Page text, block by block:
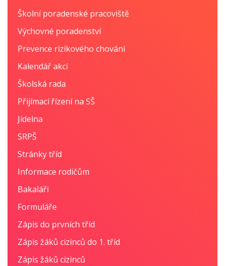
Školní poradenské pracoviště
Výchovné poradenství
Prevence rizikového chování
Kalendář akcí
Školská rada
Přijímací řízení na SŠ
Jídelna
SRPŠ
Stránky tříd
Informace rodičům
Bakaláři
Formuláře
Zápis do prvních tříd
Zápis žáků cizinců do 1. tříd
Zápis žáků cizinců